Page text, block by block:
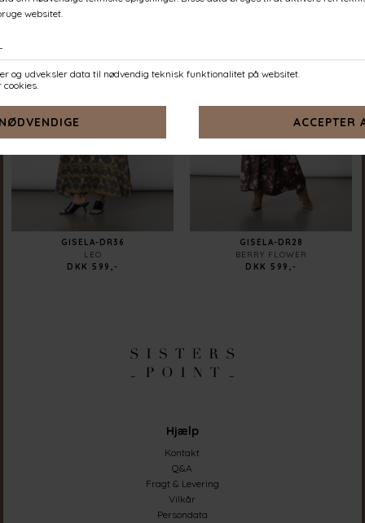
GISELA-DR36
LEO
DKK 599,-
GISELA-DR28
BERRY FLOWER
DKK 599,-
Hjælp
Kontakt
Q&A
Fragt & Levering
Vilkår
Persondata